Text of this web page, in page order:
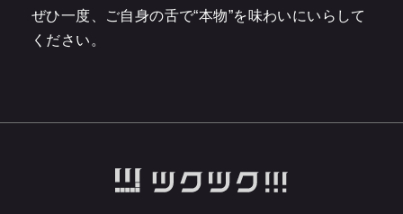
ぜひ一度、ご自身の舌で“本物”を味わいにいらして
ください。